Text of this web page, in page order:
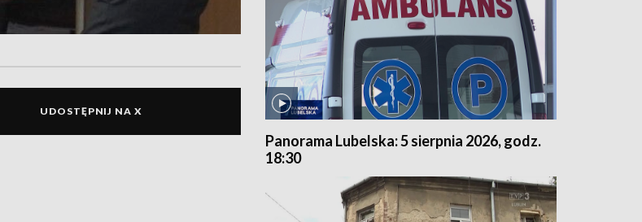
UDOSTĘPNIJ NA X
Panorama Lubelska: 5 sierpnia 2026, godz.
18:30